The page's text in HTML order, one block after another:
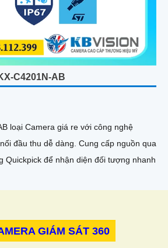
C4201N-AB
loại Camera giá re với công nghệ
dàng. Cung cấp nguồn qua
Quickpick để nhận diện đối tượng nhanh
GIÁM SÁT 360